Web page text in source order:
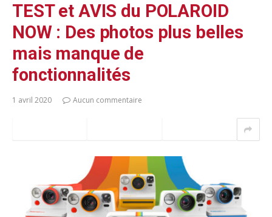
TEST et AVIS du POLAROID
NOW : Des photos plus belles
mais manque de
fonctionnalités
1 avril 2020 Aucun commentaire